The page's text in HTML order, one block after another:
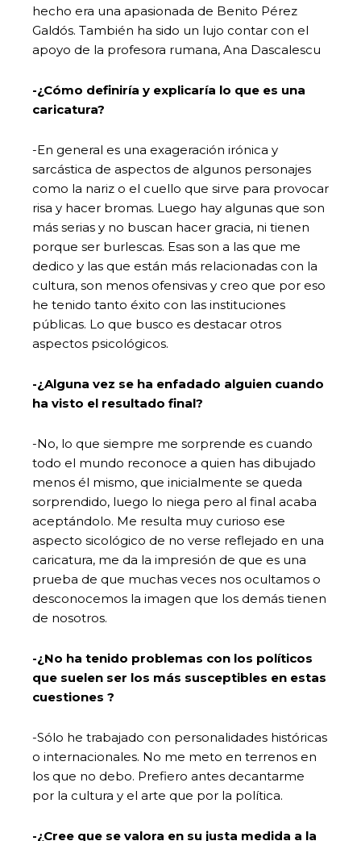
hecho era una apasionada de Benito Pérez
Galdós. También ha sido un lujo contar con el
apoyo de la profesora rumana, Ana Dascalescu
-¿Cómo definiría y explicaría lo que es una
caricatura?
-En general es una exageración irónica y
sarcástica de aspectos de algunos personajes
como la nariz o el cuello que sirve para provocar
risa y hacer bromas. Luego hay algunas que son
más serias y no buscan hacer gracia, ni tienen
porque ser burlescas. Esas son a las que me
dedico y las que están más relacionadas con la
cultura, son menos ofensivas y creo que por eso
he tenido tanto éxito con las instituciones
públicas. Lo que busco es destacar otros
aspectos psicológicos.
-¿Alguna vez se ha enfadado alguien cuando
ha visto el resultado final?
-No, lo que siempre me sorprende es cuando
todo el mundo reconoce a quien has dibujado
menos él mismo, que inicialmente se queda
sorprendido, luego lo niega pero al final acaba
aceptándolo. Me resulta muy curioso ese
aspecto sicológico de no verse reflejado en una
caricatura, me da la impresión de que es una
prueba de que muchas veces nos ocultamos o
desconocemos la imagen que los demás tienen
de nosotros.
-¿No ha tenido problemas con los políticos
que suelen ser los más susceptibles en estas
cuestiones ?
-Sólo he trabajado con personalidades históricas
o internacionales. No me meto en terrenos en
los que no debo. Prefiero antes decantarme
por la cultura y el arte que por la política.
-¿Cree que se valora en su justa medida a la